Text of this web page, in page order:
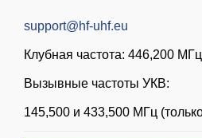
support@hf-uhf.eu
Клубная частота: 446,200 МГц
Вызывные частоты УКВ:
145,500 и 433,500 МГц